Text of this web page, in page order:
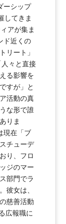
ーシップ
してきま
アが集ま
ド近くの
リート」
々と直接
る影響を
すが」と
活動の真
な形で誰
りま
現在「ブ
チューデ
り、フロ
ジのマー
部門でラ
彼女は、
慈善活動
広報職に